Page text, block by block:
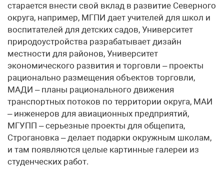
старается внести свой вклад в развитие Северного
округа, например, МГПИ дает учителей для школ и
воспитателей для детских садов, Университет
природоустройства разрабатывает дизайн
местности для районов, Университет
экономического развития и торговли – проекты
рационально размещения объектов торговли,
МАДИ – планы рационального движения
транспортных потоков по территории округа, МАИ
– инженеров для авиационных предприятий,
МГУПП – серьезные проекты для общепита,
Строгановка – делает подарки окружным школам,
и там появляются целые картинные галереи из
студенческих работ.